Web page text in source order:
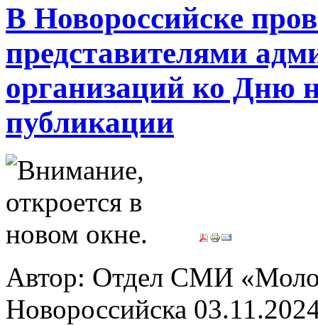
В Новороссийске
представителями
организаций ко Дню
публикации
Автор: Отдел СМИ
Новороссийска